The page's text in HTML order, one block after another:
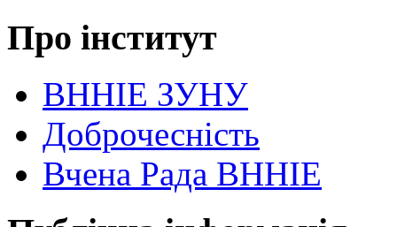
Про інститут
ВННІЕ ЗУНУ
Доброчесність
Вчена Рада ВННІЕ